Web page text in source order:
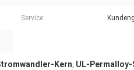
Service:
Kern, UL-